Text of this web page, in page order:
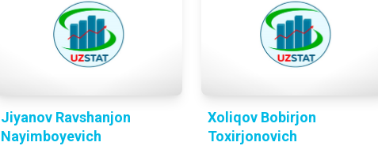
Jiyanov Ravshanjon
Nayimboyevich
Xoliqov Bobirjon
Toxirjonovich